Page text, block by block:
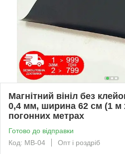
Магнітний вініл без
0,4 мм, ширина 62 см (1 м
погонних метрах
Готово до відправки
Код: МВ-04
Опт і роздріб